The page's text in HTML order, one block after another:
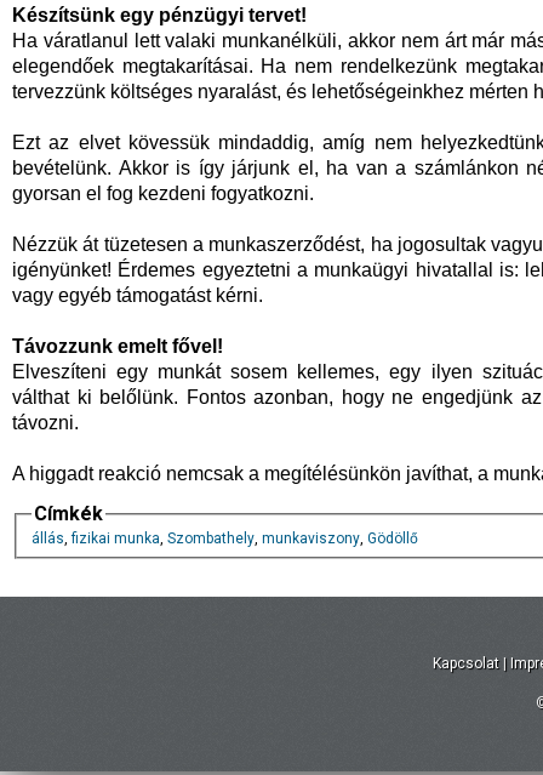
Készítsünk egy pénzügyi tervet!
Ha váratlanul lett valaki munkanélküli, akkor nem árt már
elegendőek megtakarításai. Ha nem rendelkezünk
tervezzünk költséges nyaralást, és lehetőségeinkhez mérten
Ezt az elvet kövessük mindaddig, amíg nem
bevételünk. Akkor is így járjunk el, ha van a számlánkon
gyorsan el fog kezdeni fogyatkozni.
Nézzük át tüzetesen a munkaszerződést, ha jogosultak
igényünket! Érdemes egyeztetni a munkaügyi hivatallal is:
vagy egyéb támogatást kérni.
Távozzunk emelt fővel!
Elveszíteni egy munkát sosem kellemes, egy ilyen
válthat ki belőlünk. Fontos azonban, hogy ne engedjünk
távozni.
A higgadt reakció nemcsak a megítélésünkön javíthat, a
Címkék
állás,fizikai munka, Szombathely, munkaviszony, Gödöllő
Kapcsolat |